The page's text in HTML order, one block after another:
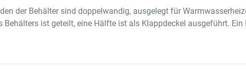
der Behälter sind doppelwandig, ausgelegt für
Behälters ist geteilt, eine Hälfte ist als Klappdeckel ausgeführt.